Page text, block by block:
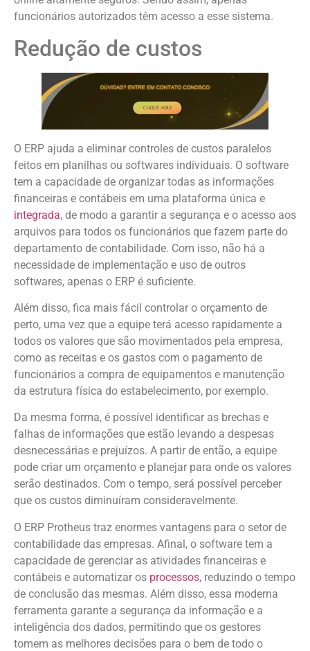
funcionários autorizados têm acesso a esse sistema.
Redução de custos
O ERP ajuda a eliminar controles de custos paralelos
feitos em planilhas ou softwares individuais. O software
tem a capacidade de organizar todas as informações
financeiras e contábeis em uma plataforma única e
integrada, de modo a garantir a segurança e o acesso aos
arquivos para todos os funcionários que fazem parte do
departamento de contabilidade. Com isso, não há a
necessidade de implementação e uso de outros
softwares, apenas o ERP é suficiente.
Além disso, fica mais fácil controlar o orçamento de
perto, uma vez que a equipe terá acesso rapidamente a
todos os valores que são movimentados pela empresa,
como as receitas e os gastos com o pagamento de
funcionários a compra de equipamentos e manutenção
da estrutura física do estabelecimento, por exemplo.
Da mesma forma, é possível identificar as brechas e
falhas de informações que estão levando a despesas
desnecessárias e prejuízos. A partir de então, a equipe
pode criar um orçamento e planejar para onde os valores
serão destinados. Com o tempo, será possível perceber
que os custos diminuíram consideravelmente.
O ERP Protheus traz enormes vantagens para o setor de
contabilidade das empresas. Afinal, o software tem a
capacidade de gerenciar as atividades financeiras e
contábeis e automatizar os processos, reduzindo o tempo
de conclusão das mesmas. Além disso, essa moderna
ferramenta garante a segurança da informação e a
inteligência dos dados, permitindo que os gestores
tomem as melhores decisões para o bem de todo o